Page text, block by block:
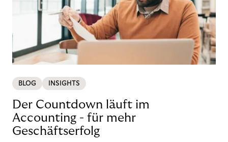
BLOG INSIGHTS
Der Countdown läuft im
Accounting - für mehr
Geschäftserfolg